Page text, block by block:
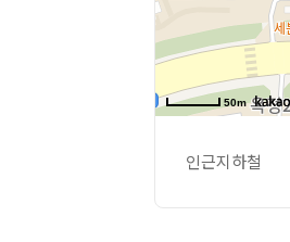
50m
인근지하철